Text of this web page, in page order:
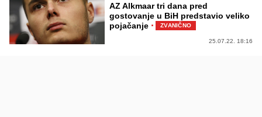
AZ Alkmaar tri dana pred
gostovanje u BiH predstavio veliko
pojačanje · ZVANIČNO
25.07.22. 18:16